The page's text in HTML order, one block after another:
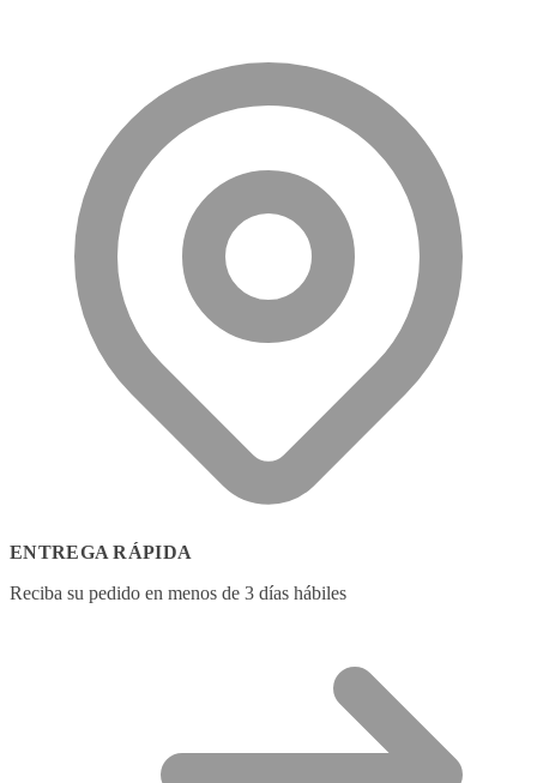
ENTREGA RÁPIDA
Reciba su pedido en menos de 3 días hábiles